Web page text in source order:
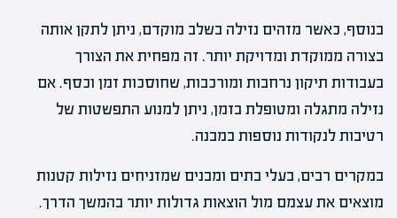
בנוסף, כאשר מזהים נזילה בשלב מוקדם, ניתן לתקן אותה
בצורה ממוקדת ומדויקת יותר. זה מפחית את הצורך
בעבודות תיקון נרחבות ומורכבות, שחוסכות זמן וכסף. אם
נזילה מתגלה ומטופלת בזמן, ניתן למנוע התפשטות של
רטיבות לנקודות נוספות במבנה.
במקרים רבים, בעלי בתים ומבנים שמזניחים נזילות קטנות
מוצאים את עצמם מול הוצאות גדולות יותר בהמשך הדרך.